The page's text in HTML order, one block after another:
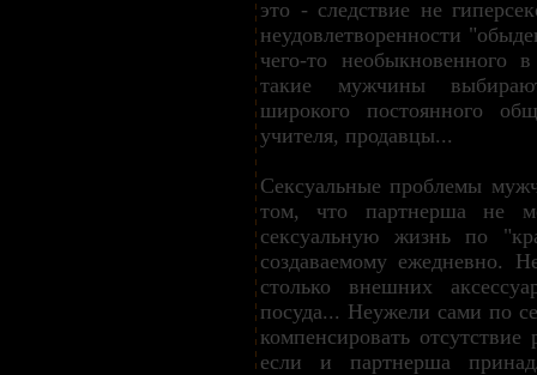
это - следствие не
неудовлетворенности
чего-то необыкновенного
такие мужчины
широкого постоянного
учителя, продавцы...
Сексуальные проблемы
том, что партнерша не
сексуальную жизнь по
создаваемому ежедневно.
столько внешних
посуда... Неужели сами по
компенсировать
если и партнерша